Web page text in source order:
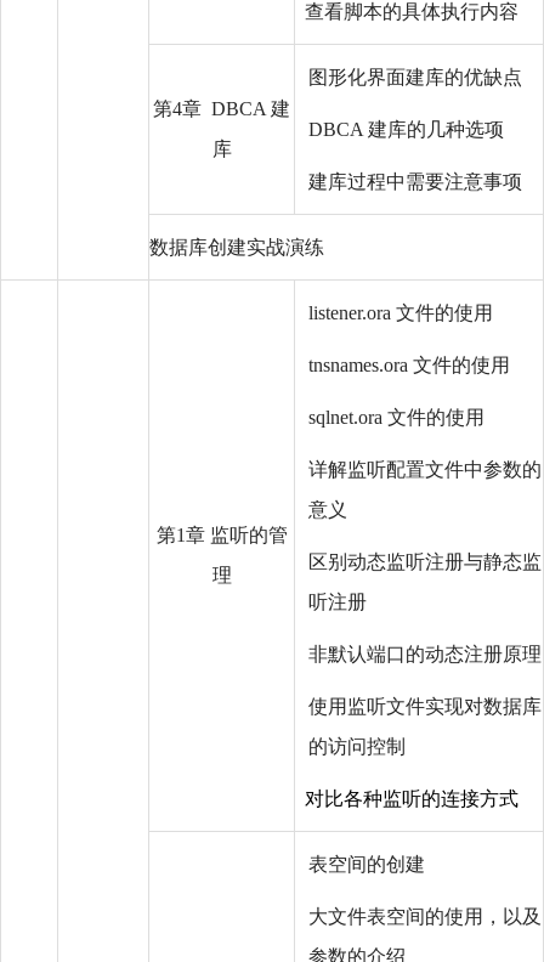
查看脚本的具体执行内容
第4章 DBCA 建
库
图形化界面建库的优缺点
DBCA 建库的几种选项
建库过程中需要注意事项
数据库创建实战演练
第1章 监听的管
理
listener.ora 文件的使用
tnsnames.ora 文件的使用
sqlnet.ora 文件的使用
详解监听配置文件中参数的
意义
区别动态监听注册与静态监
听注册
非默认端口的动态注册原理
使用监听文件实现对数据库
的访问控制
对比各种监听的连接方式
表空间的创建
大文件表空间的使用，以及
参数的介绍